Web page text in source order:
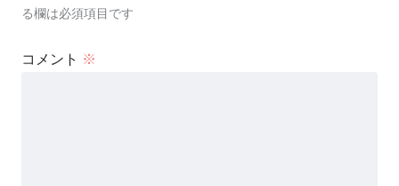
る欄は必須項目です
コメント ※